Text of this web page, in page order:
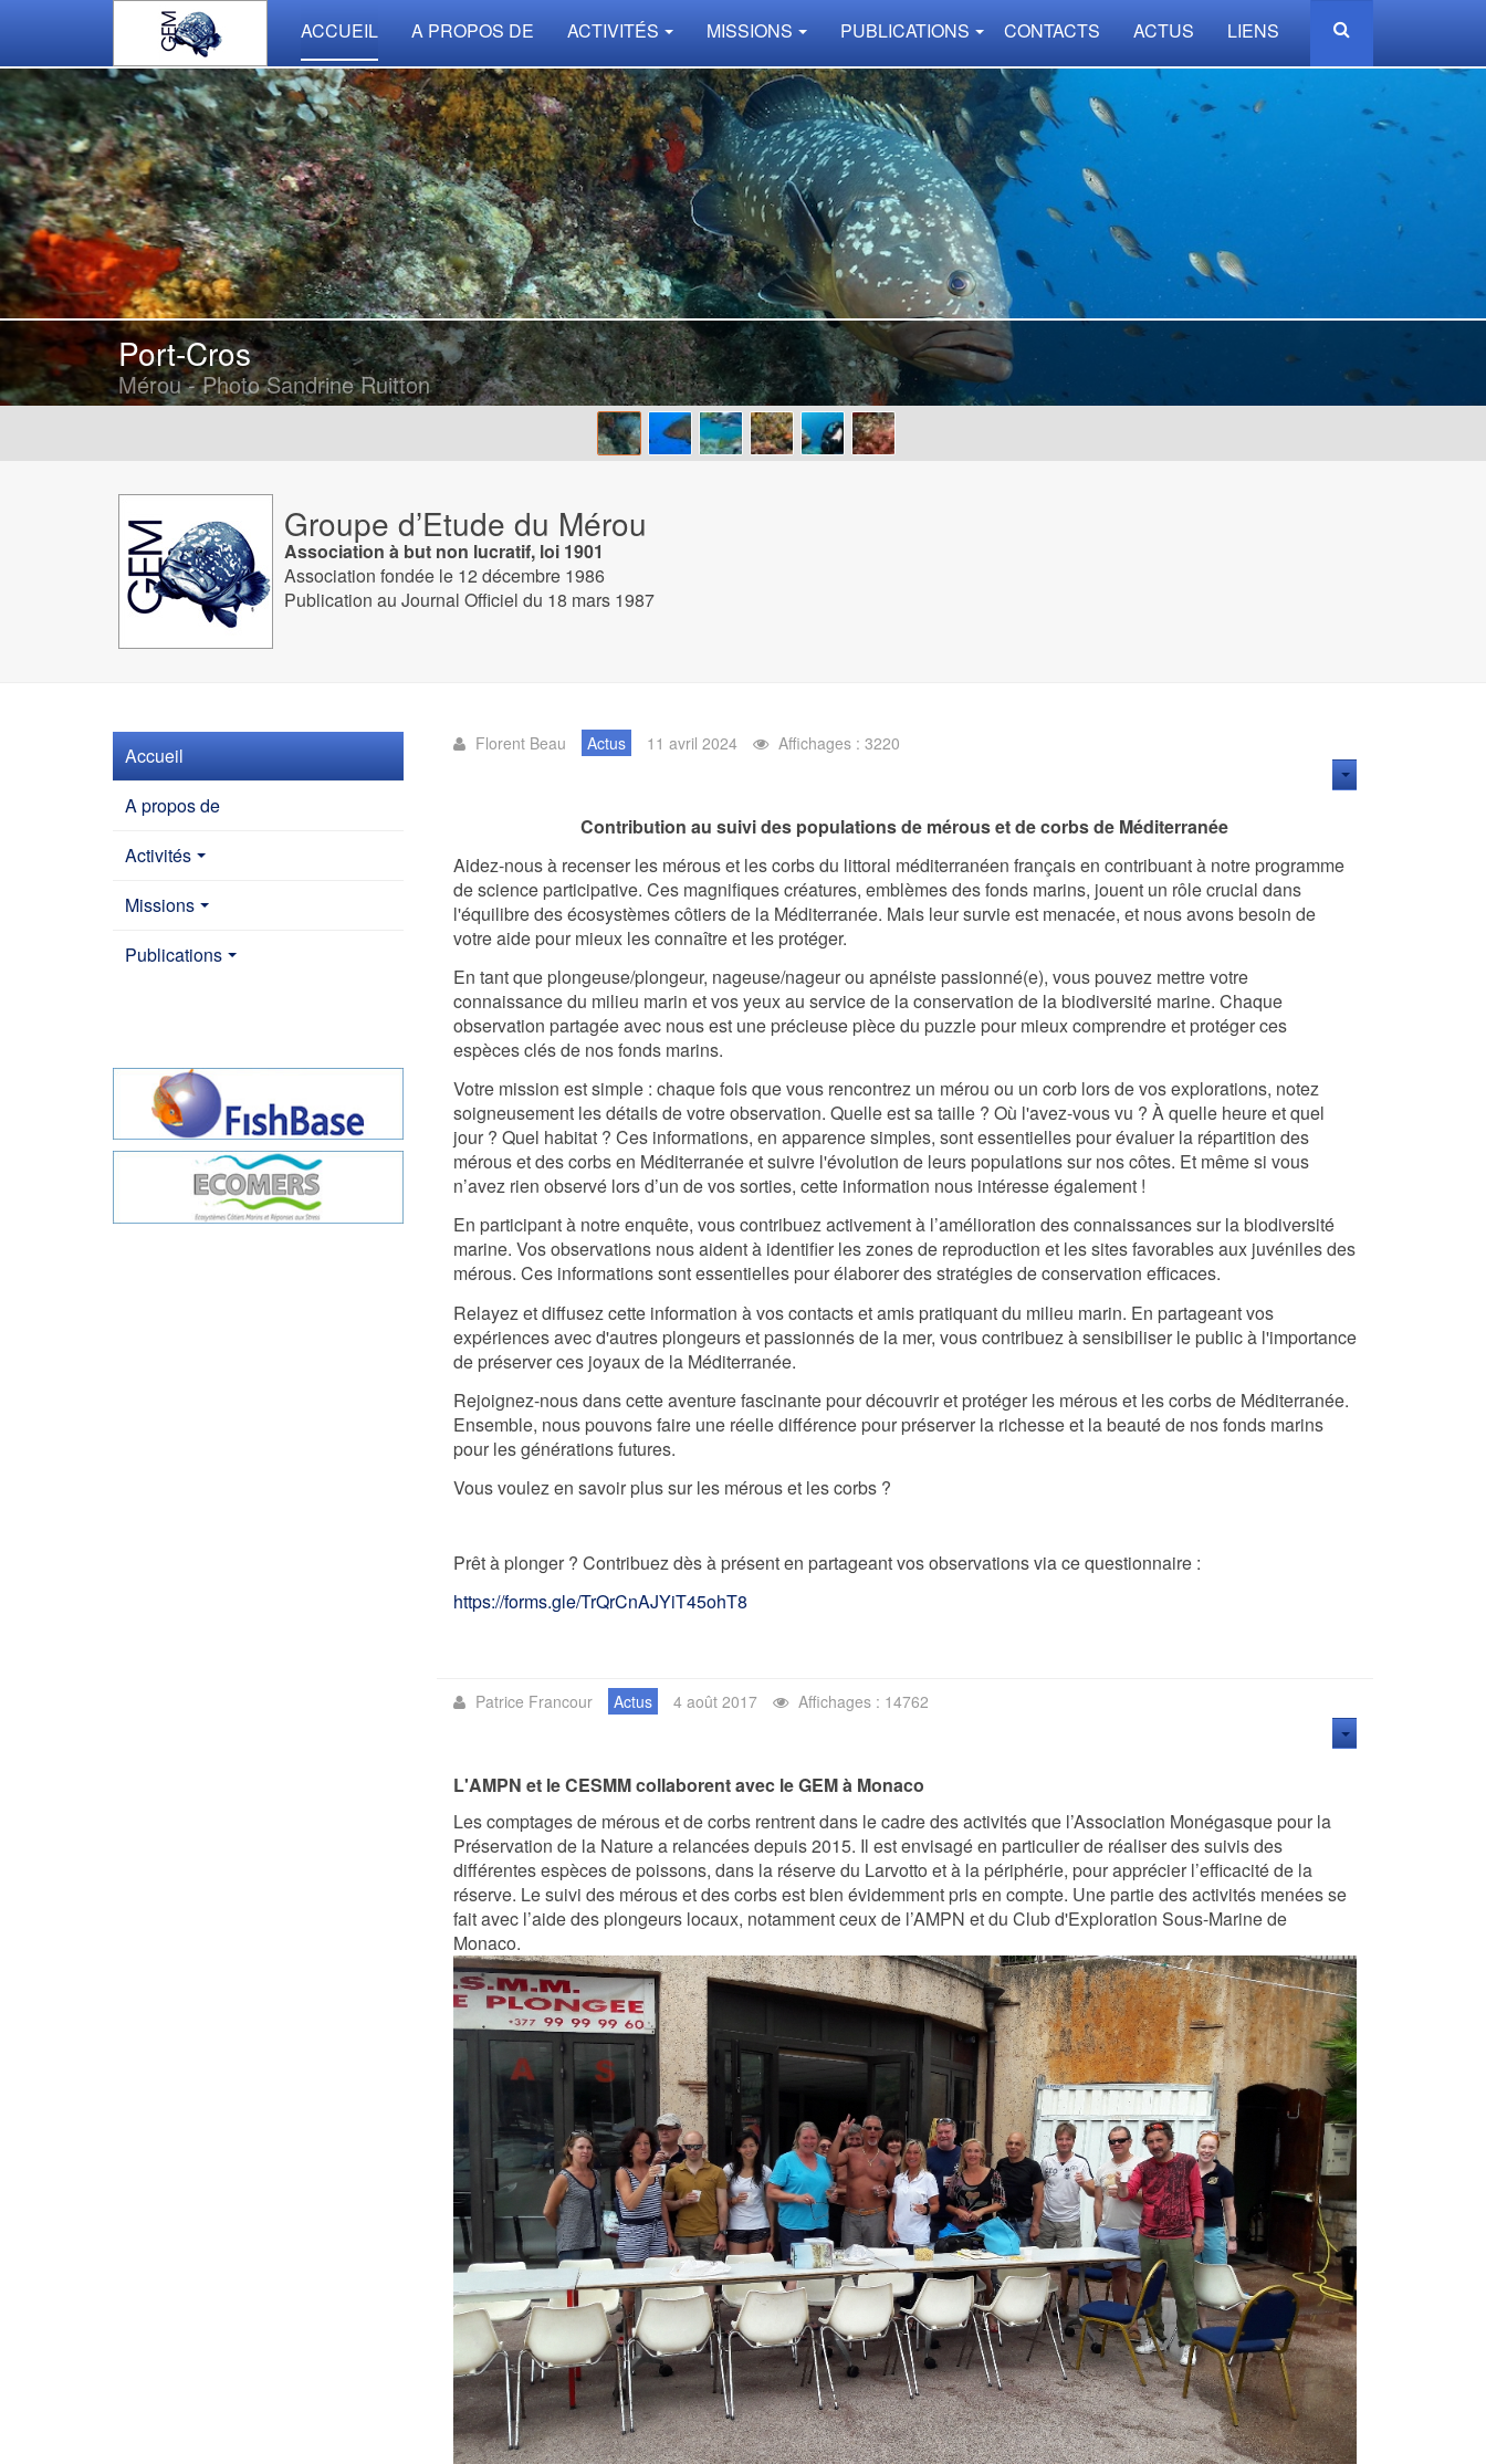
ACCUEIL A PROPOS DE ACTIVITÉS MISSIONS PUBLICATIONS CONTACTS ACTUS LIENS
Port-Cros
Mérou - Photo Sandrine Ruitton
Groupe d’Etude du Mérou
Association à but non lucratif, loi 1901
Association fondée le 12 décembre 1986
Publication au Journal Officiel du 18 mars 1987
Accueil
A propos de
Activités
Missions
Publications
Florent Beau Actus 11 avril 2024 Affichages : 3220
Contribution au suivi des populations de mérous et de corbs de Méditerranée
Aidez-nous à recenser les mérous et les corbs du littoral méditerranéen français en contribuant à notre programme
de science participative. Ces magnifiques créatures, emblèmes des fonds marins, jouent un rôle crucial dans
l'équilibre des écosystèmes côtiers de la Méditerranée. Mais leur survie est menacée, et nous avons besoin de
votre aide pour mieux les connaître et les protéger.
En tant que plongeuse/plongeur, nageuse/nageur ou apnéiste passionné(e), vous pouvez mettre votre
connaissance du milieu marin et vos yeux au service de la conservation de la biodiversité marine. Chaque
observation partagée avec nous est une précieuse pièce du puzzle pour mieux comprendre et protéger ces
espèces clés de nos fonds marins.
Votre mission est simple : chaque fois que vous rencontrez un mérou ou un corb lors de vos explorations, notez
soigneusement les détails de votre observation. Quelle est sa taille ? Où l'avez-vous vu ? À quelle heure et quel
jour ? Quel habitat ? Ces informations, en apparence simples, sont essentielles pour évaluer la répartition des
mérous et des corbs en Méditerranée et suivre l'évolution de leurs populations sur nos côtes. Et même si vous
n’avez rien observé lors d’un de vos sorties, cette information nous intéresse également !
En participant à notre enquête, vous contribuez activement à l’amélioration des connaissances sur la biodiversité
marine. Vos observations nous aident à identifier les zones de reproduction et les sites favorables aux juvéniles des
mérous. Ces informations sont essentielles pour élaborer des stratégies de conservation efficaces.
Relayez et diffusez cette information à vos contacts et amis pratiquant du milieu marin. En partageant vos
expériences avec d'autres plongeurs et passionnés de la mer, vous contribuez à sensibiliser le public à l'importance
de préserver ces joyaux de la Méditerranée.
Rejoignez-nous dans cette aventure fascinante pour découvrir et protéger les mérous et les corbs de Méditerranée.
Ensemble, nous pouvons faire une réelle différence pour préserver la richesse et la beauté de nos fonds marins
pour les générations futures.
Vous voulez en savoir plus sur les mérous et les corbs ?
Prêt à plonger ? Contribuez dès à présent en partageant vos observations via ce questionnaire :
https://forms.gle/TrQrCnAJYiT45ohT8
Patrice Francour Actus 4 août 2017 Affichages : 14762
L'AMPN et le CESMM collaborent avec le GEM à Monaco
Les comptages de mérous et de corbs rentrent dans le cadre des activités que l’Association Monégasque pour la
Préservation de la Nature a relancées depuis 2015. Il est envisagé en particulier de réaliser des suivis des
différentes espèces de poissons, dans la réserve du Larvotto et à la périphérie, pour apprécier l’efficacité de la
réserve. Le suivi des mérous et des corbs est bien évidemment pris en compte. Une partie des activités menées se
fait avec l’aide des plongeurs locaux, notamment ceux de l’AMPN et du Club d'Exploration Sous-Marine de
Monaco.